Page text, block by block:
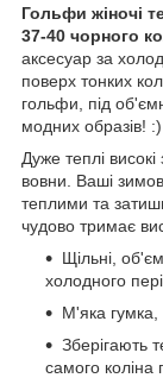
Гольфи жіночі
37-40 чорного
аксесуар за
поверх тонких
гольфи, під
модних образів! :)
Дуже теплі
вовни. Ваші
теплими та
чудово тримає
Щільні,
холодного
М'яка гумка,
Зберігають
самого коліна